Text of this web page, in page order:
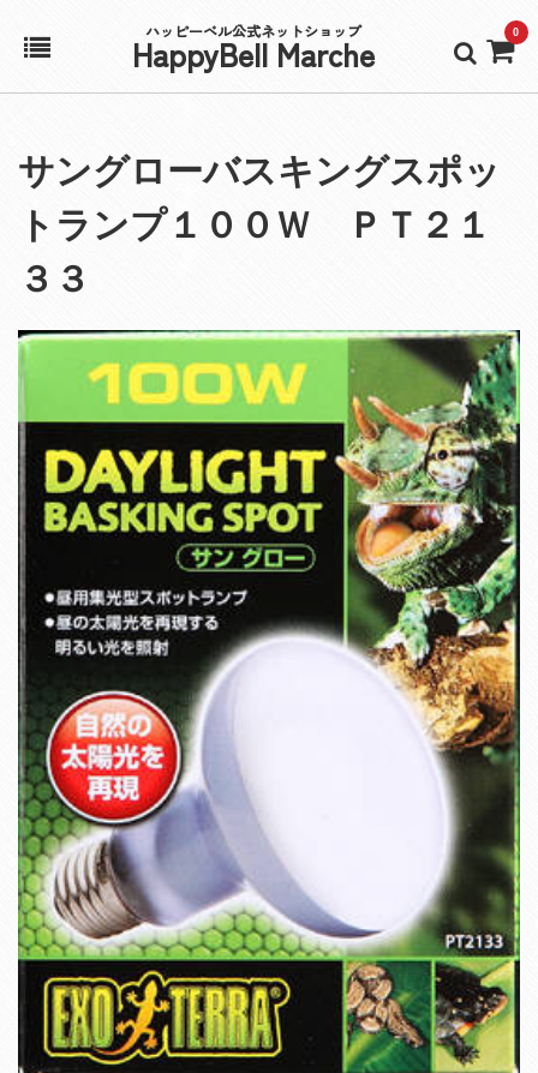
ハッピーベル公式ネットショップ
HappyBell Marche 0
アカウント
カート
サングローバスキングスポッ
トランプ１００Ｗ ＰＴ２１
３３